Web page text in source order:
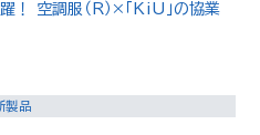
！ 空調服（R）×「KiU」の協業
製品